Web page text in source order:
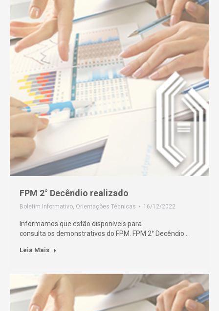
FPM 2° Decêndio realizado
Boletim Informativo, Orientações Técnicas 16/12/2022
Informamos que estão disponíveis para
consulta os demonstrativos do FPM. FPM 2° Decêndio…
Leia Mais